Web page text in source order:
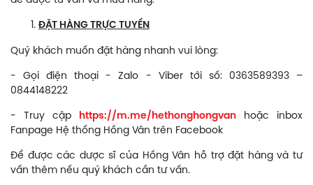
ĐẶT HÀNG TRỰC TUYẾN
Quý khách muốn đặt hàng nhanh vui lòng:
- Gọi điện thoại - Zalo - Viber tới số: 0363589393 –
0844148222
- Truy cập https://m.me/hethonghongvan hoặc inbox
Fanpage Hệ thống Hồng Vân trên Facebook
Để được các dược sĩ của Hồng Vân hỗ trợ đặt hàng và tư
vấn thêm nếu quý khách cần tư vấn.